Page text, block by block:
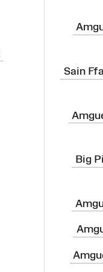
Sain
Big